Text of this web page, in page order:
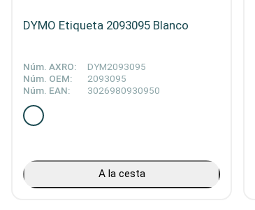
DYMO Etiqueta 2093095 Blanco
Núm. AXRO:
DYM2093095
Núm. OEM:
2093095
Núm. EAN:
3026980930950
A la cesta